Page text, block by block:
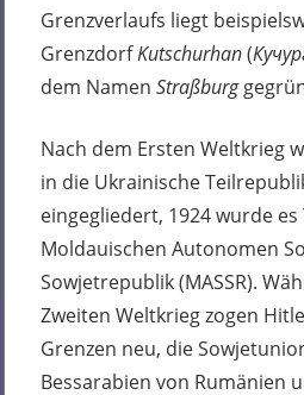
Grenzverlaufs liegt
GrenzdorfKutschurhan(
dem NamenStraßburg
Nach dem Ersten Weltkrieg
in die Ukrainische
eingegliedert, 1924 wurde es
Moldauischen Autonomen
Sowjetrepublik (MASSR).
Zweiten Weltkrieg zogen
Grenzen neu, die
Bessarabien von Rumänien